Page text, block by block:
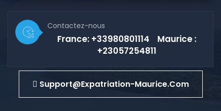
Contactez-nous
France: +33980801114 Maurice :
+23057254811
Support@expatriation-Maurice.com